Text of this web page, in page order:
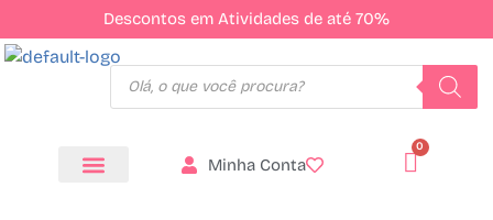
Descontos em Atividades de até 70%
Minha Conta